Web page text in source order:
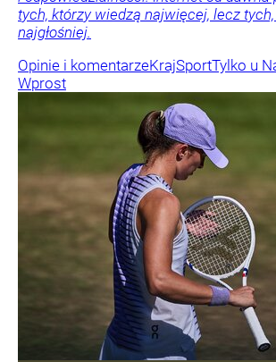
tych, którzy wiedzą najwięcej, lecz
najgłośniej.
Opinie i komentarzeKrajSportTylko u
Wprost